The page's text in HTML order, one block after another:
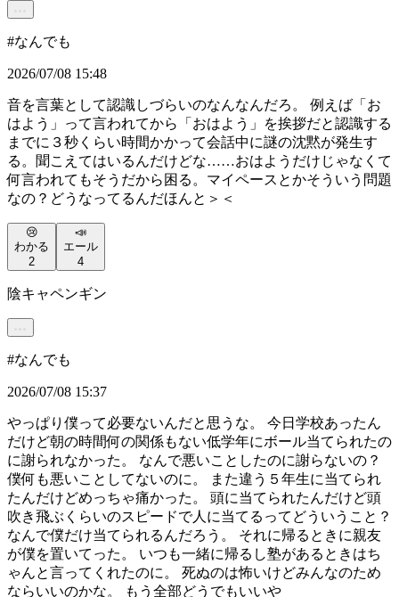
#なんでも
2026/07/08 15:48
音を言葉として認識しづらいのなんなんだろ。 例えば「お
はよう」って言われてから「おはよう」を挨拶だと認識する
までに３秒くらい時間かかって会話中に謎の沈黙が発生す
る。聞こえてはいるんだけどな……おはようだけじゃなくて
何言われてもそうだから困る。マイペースとかそういう問題
なの？どうなってるんだほんと＞＜
😢
わかる
2
📣
エール
4
陰キャペンギン
#なんでも
2026/07/08 15:37
やっぱり僕って必要ないんだと思うな。 今日学校あったん
だけど朝の時間何の関係もない低学年にボール当てられたの
に謝られなかった。 なんで悪いことしたのに謝らないの？
僕何も悪いことしてないのに。 また違う５年生に当てられ
たんだけどめっちゃ痛かった。 頭に当てられたんだけど頭
吹き飛ぶくらいのスピードで人に当てるってどういうこと？
なんで僕だけ当てられるんだろう。 それに帰るときに親友
が僕を置いてった。 いつも一緒に帰るし塾があるときはち
ゃんと言ってくれたのに。 死ぬのは怖いけどみんなのため
ならいいのかな。 もう全部どうでもいいや